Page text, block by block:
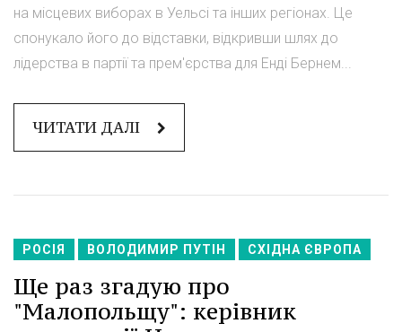
на місцевих виборах в Уельсі та інших регіонах. Це
спонукало його до відставки, відкривши шлях до
лідерства в партії та прем'єрства для Енді Бернем...
ЧИТАТИ ДАЛІ
РОСІЯ ВОЛОДИМИР ПУТІН СХІДНА ЄВРОПА
Ще раз згадую про
"Малопольщу": керівник